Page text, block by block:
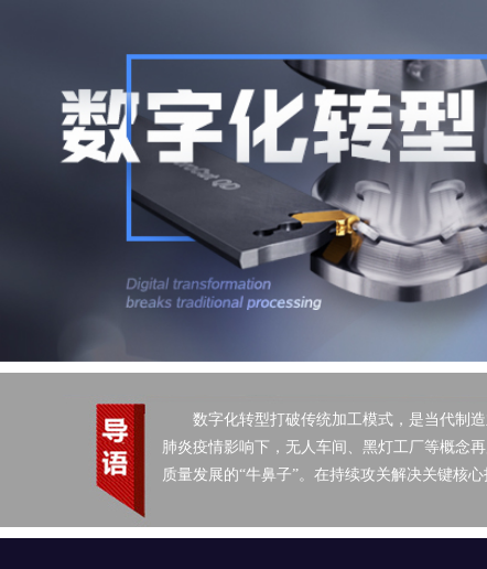
数字化转型打破传统加工模式，是当代制
肺炎疫情影响下，无人车间、黑灯工厂等概念
质量发展的“牛鼻子”。在持续攻关解决关键核